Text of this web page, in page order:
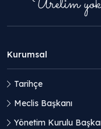
Kurumsal
Tarihçe
Meclis Başkanı
Yönetim Kurulu